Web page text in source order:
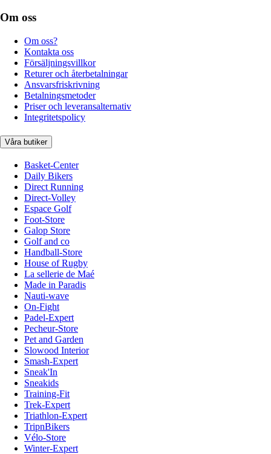
Om oss
Om oss?
Kontakta oss
Försäljningsvillkor
Returer och återbetalningar
Ansvarsfriskrivning
Betalningsmetoder
Priser och leveransalternativ
Integritetspolicy
Våra butiker
Basket-Center
Daily Bikers
Direct Running
Direct-Volley
Espace Golf
Foot-Store
Galop Store
Golf and co
Handball-Store
House of Rugby
La sellerie de Maé
Made in Paradis
Nauti-wave
On-Fight
Padel-Expert
Pecheur-Store
Pet and Garden
Slowood Interior
Smash-Expert
Sneak'In
Sneakids
Training-Fit
Trek-Expert
Triathlon-Expert
TripnBikers
Vélo-Store
Winter-Expert